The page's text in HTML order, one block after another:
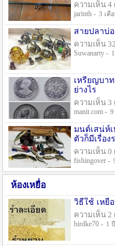
ความเห็น 4
jarinth - 3 เดื
สายปลาบ่
ความเห็น
Suwanarty -
เหรียญบา
ย่างไร
ความเห็น 3
manit.com - 9
มนต์เสน่ห์
ตัวก็มีเรื่อ
ความเห็น 0
fishingover -
ห้องเหยื่อ
วิธืใช้ เหยื่
ความเห็น 2
birdke70 - 1 ปี